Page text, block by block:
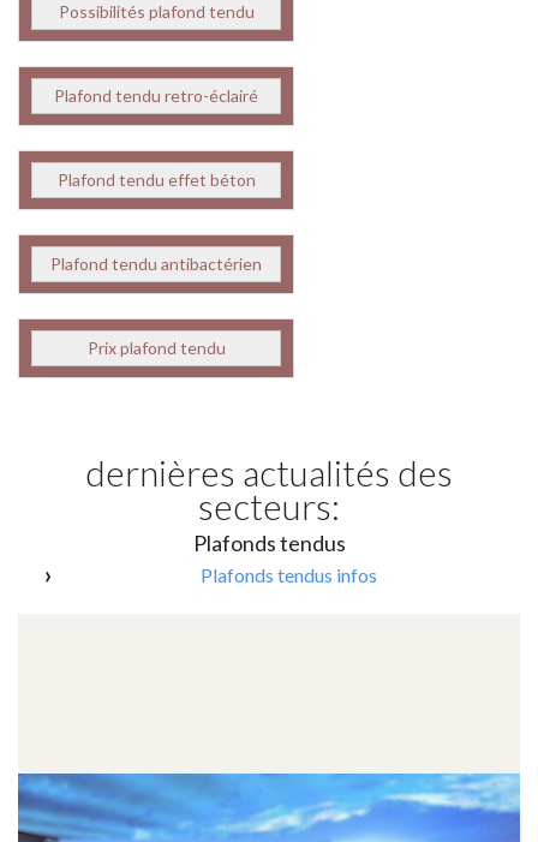
Possibilités plafond tendu
Plafond tendu retro-éclairé
Plafond tendu effet béton
Plafond tendu antibactérien
Prix plafond tendu
dernières actualités des
secteurs:
Plafonds tendus
Plafonds tendus infos